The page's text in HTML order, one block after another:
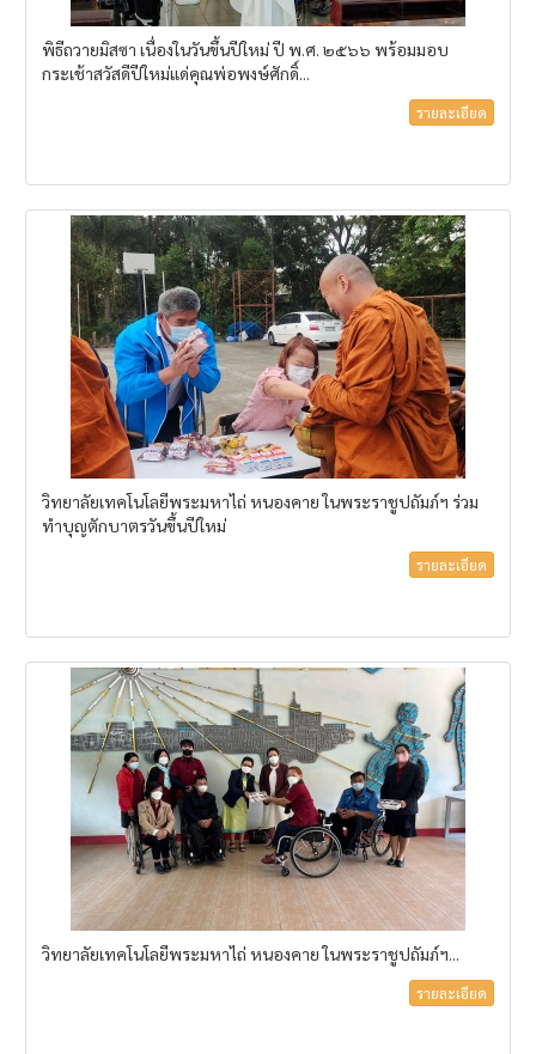
พิธีถวายมิสซา เนื่องในวันขึ้นปีใหม่ ปี พ.ศ. ๒๕๖๖ พร้อมมอบ
กระเช้าสวัสดีปีใหม่แด่คุณพ่อพงษ์ศักดิ์...
รายละเอียด
วิทยาลัยเทคโนโลยีพระมหาไถ่ หนองคาย ในพระราชูปถัมภ์ฯ ร่วม
ทำบุญตักบาตรวันขึ้นปีใหม่
รายละเอียด
วิทยาลัยเทคโนโลยีพระมหาไถ่ หนองคาย ในพระราชูปถัมภ์ฯ...
รายละเอียด